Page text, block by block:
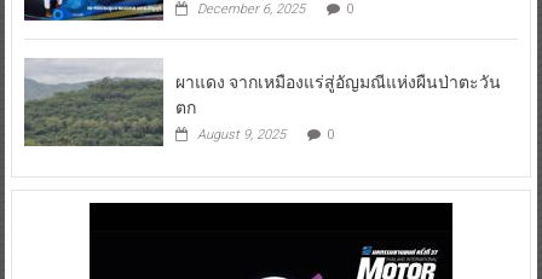
December 6, 2025 0
ผาแดง จากเหมืองแร่สู่อัญมณีแห่งผืนป่าตะวัน
ตก
August 9, 2025 0